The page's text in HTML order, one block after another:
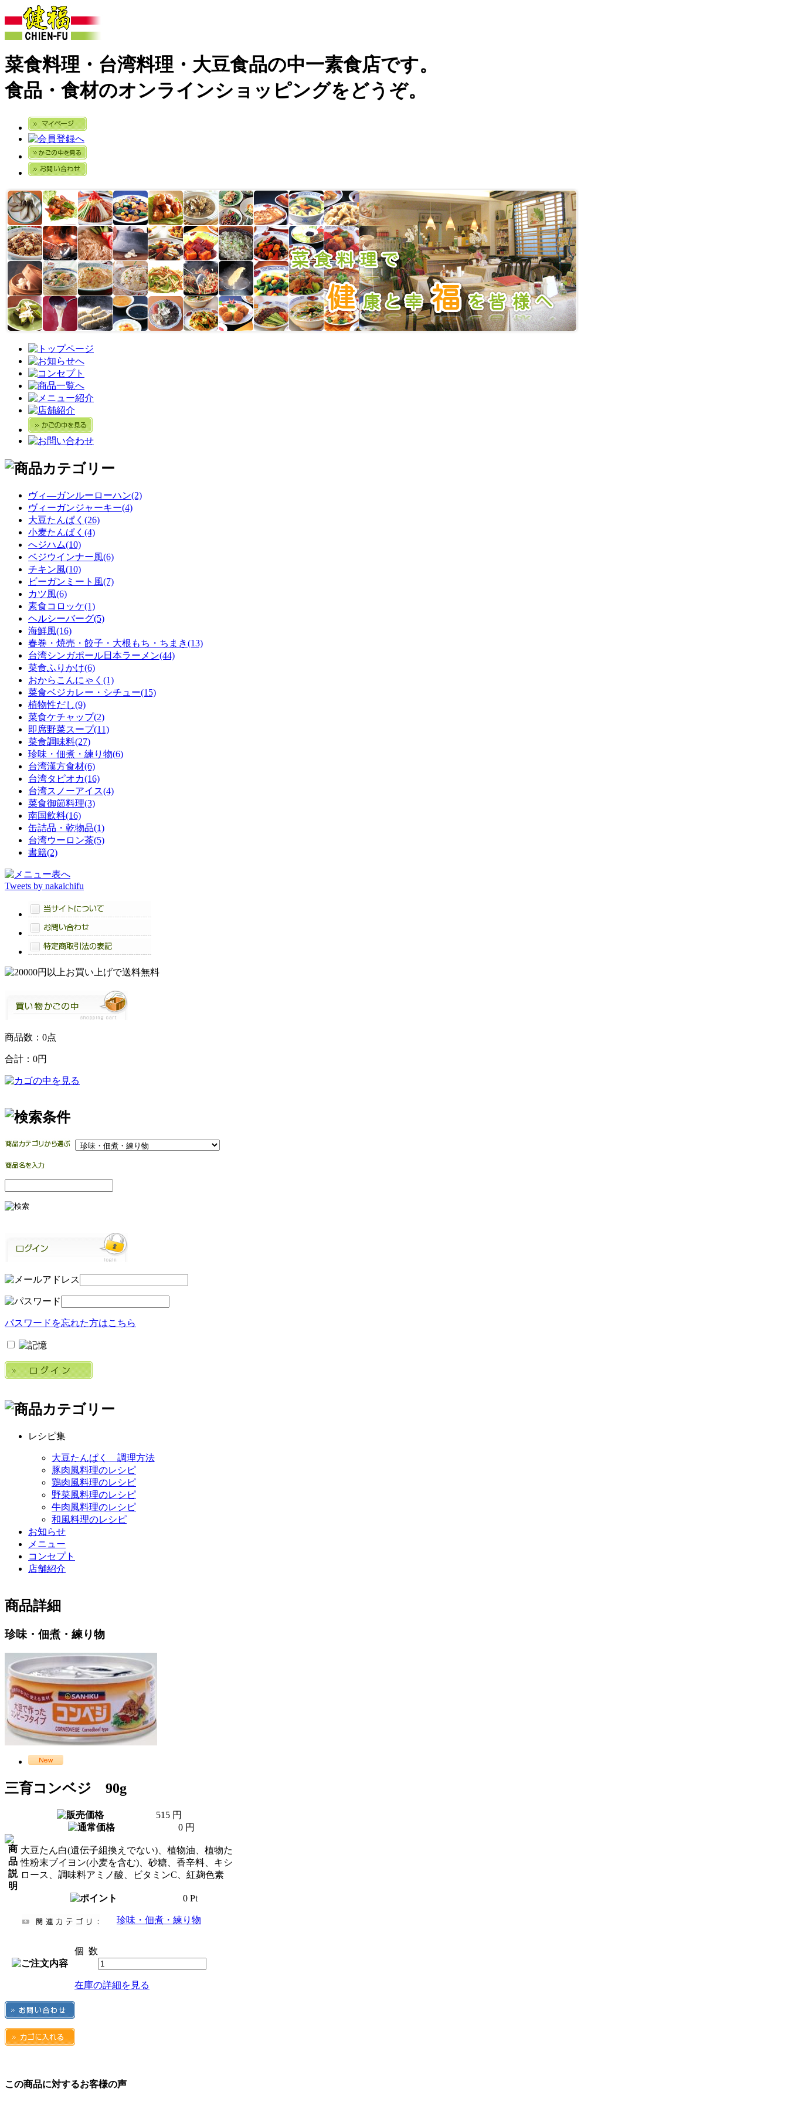
菜食料理・台湾料理・大豆食品の中一素食店です。
食品・食材のオンラインショッピングをどうぞ。
ヴィ―ガンルーローハン(2)
ヴィーガンジャーキー(4)
大豆たんぱく(26)
小麦たんぱく(4)
へジハム(10)
ベジウインナー風(6)
チキン風(10)
ビーガンミート風(7)
カツ風(6)
素食コロッケ(1)
ヘルシーバーグ(5)
海鮮風(16)
春巻・焼売・餃子・大根もち・ちまき(13)
台湾シンガポール日本ラーメン(44)
菜食ふりかけ(6)
おからこんにゃく(1)
菜食ベジカレー・シチュー(15)
植物性だし(9)
菜食ケチャップ(2)
即席野菜スープ(11)
菜食調味料(27)
珍味・佃煮・練り物(6)
台湾漢方食材(6)
台湾タピオカ(16)
台湾スノーアイス(4)
菜食御節料理(3)
南国飲料(16)
缶詰品・乾物品(1)
台湾ウーロン茶(5)
書籍(2)
Tweets by nakaichifu
商品数：0点
合計： 0円
パスワードを忘れた方はこちら
レシピ集
大豆たんぱく 調理方法
豚肉風料理のレシピ
鶏肉風料理のレシピ
野菜風料理のレシピ
牛肉風料理のレシピ
和風料理のレシピ
お知らせ
メニュー
コンセプト
店舗紹介
商品詳細
珍味・佃煮・練り物
三育コンベジ 90g
515 円
0 円
大豆たん白(遺伝子組換えでない)、植物油、植物た
性粉末ブイヨン(小麦を含む)、砂糖、香辛料、キシ
ロース、調味料アミノ酸、ビタミンC、紅麹色素
0 Pt
珍味・佃煮・練り物
個 数
在庫の詳細を見る
この商品に対するお客様の声